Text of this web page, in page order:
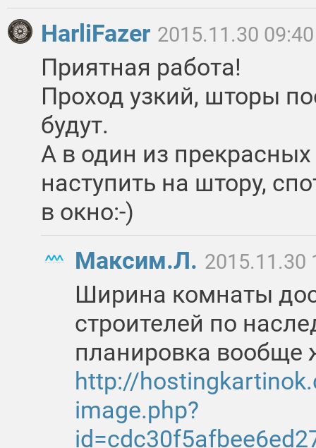
HarliFazer 2015.11.30 09:40
Приятная работа!
Проход узкий, шторы
будут.
А в один из
наступить на штору,
в окно:-)
Максим.Л. 2015.11.30
Ширина комнаты
строителей по
планировка вообще
http://
image.php?